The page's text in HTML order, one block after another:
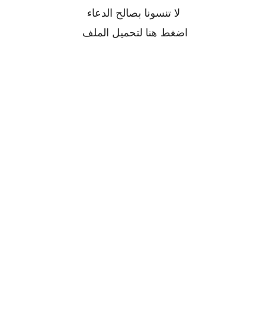
لا تنسونا بصالح الدعاء
اضغط هنا لتحميل الملف